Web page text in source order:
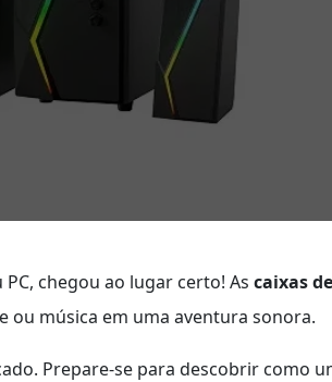
PC, chegou ao lugar certo! As caixas de
música em uma aventura sonora.
Prepare-se para descobrir como